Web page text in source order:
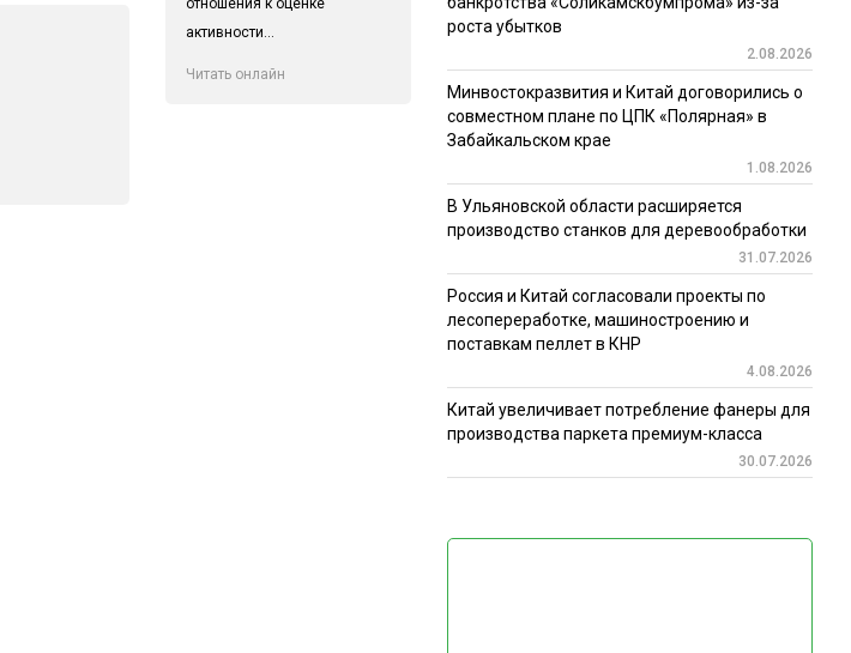
активности...
Читать онлайн
роста убытков
2.08.2026
Минвостокразвития и Китай договорились о
совместном плане по ЦПК «Полярная» в
Забайкальском крае
1.08.2026
В Ульяновской области расширяется
производство станков для деревообработки
31.07.2026
Россия и Китай согласовали проекты по
лесопереработке, машиностроению и
поставкам пеллет в КНР
4.08.2026
Китай увеличивает потребление фанеры для
производства паркета премиум-класса
30.07.2026